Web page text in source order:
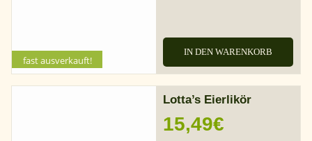
fast ausverkauft!
IN DEN WARENKORB
Lotta’s Eierlikör
15,49€